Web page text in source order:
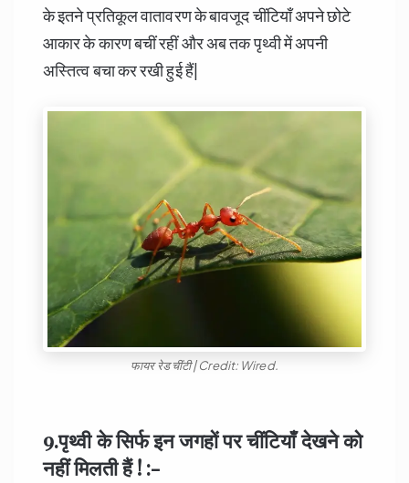
के इतने प्रतिकूल वातावरण के बावजूद चींटियाँ अपने छोटे
आकार के कारण बचीं रहीं और अब तक पृथ्वी में अपनी
अस्तित्व बचा कर रखी हुई हैं|
फायर रेड चींटी | Credit: Wired.
9.पृथ्वी के सिर्फ इन जगहों पर चींटियाँ देखने को
नहीं मिलती हैं ! :-